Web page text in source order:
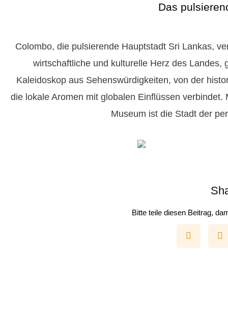
Das
Colombo, die pulsierende Hauptstadt Sri Lankas,
wirtschaftliche und kulturelle Herz des
Kaleidoskop aus Sehenswürdigkeiten, von der
die lokale Aromen mit globalen Einflüssen
Museum ist die Stadt der
Bitte teile diesen Beitrag,